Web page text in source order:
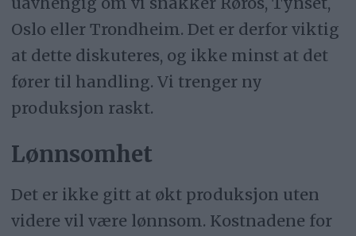
Oslo eller Trondheim. Det er derfor viktig
at dette diskuteres, og ikke minst at det
fører til handling. Vi trenger ny
produksjon raskt.
Lønnsomhet
Det er ikke gitt at økt produksjon uten
videre vil være lønnsom. Kostnadene for